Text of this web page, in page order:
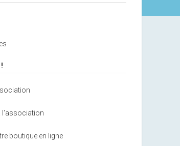
l'association
boutique en ligne